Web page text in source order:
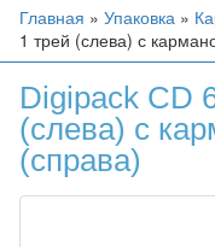
Вы
здесь
Главная » Упаковка »
1 трей (слева) с
Digipack CD
(слева) с
(справа)